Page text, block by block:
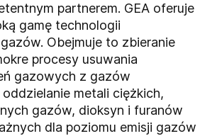
partnerem. GEA oferuje
gamę technologii
Obejmuje to zbieranie
procesy usuwania
gazowych z gazów
metali ciężkich,
gazów, dioksyn i furanów
dla poziomu emisji gazów